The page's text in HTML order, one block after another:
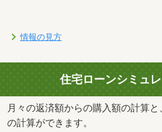
情報の見方
住宅ローンシミュ
月々の返済額からの購入額の計算
の計算ができます。